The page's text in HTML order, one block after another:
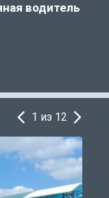
водитель
1 из 12